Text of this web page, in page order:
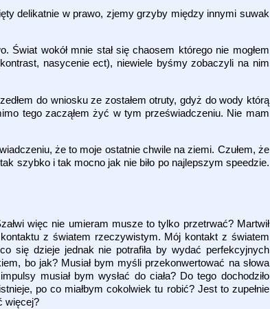
delikatnie w prawo, zjemy grzyby między innymi suwak
wokół mnie stał się chaosem którego nie mogłem
nasycenie ect), niewiele byśmy zobaczyli na nim
do wniosku ze zostałem otruty, gdyż do wody którą
tego zacząłem żyć w tym przeświadczeniu. Nie mam
że to moje ostatnie chwile na ziemi. Czułem, że
szybko i tak mocno jak nie biło po najlepszym speedzie.
więc nie umieram musze to tylko przetrwać? Martwił
z światem rzeczywistym. Mój kontakt z światem
się dzieje jednak nie potrafiła by wydać perfekcyjnych
bo jak? Musiał bym myśli przekonwertować na słowa
musiał bym wysłać do ciała? Do tego dochodziło
po co miałbym cokolwiek tu robić? Jest to zupełnie
więcej?